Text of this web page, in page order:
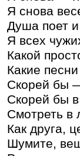
Я снова
Душа поет
Я всех
Какой
Какие
Скорей бы
Скорей бы
Смотреть в
Как друга,
Шумите,